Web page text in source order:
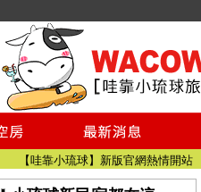
小琉球民宿空房
小琉球民宿
小琉球民宿推薦
琉球民宿特約】東港停車場!!看這邊
小琉球民宿 最完整的旅遊資訊都在這
【哇靠小琉球】新版官網熱情開站